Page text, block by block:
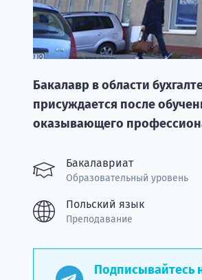
Бакалавр в области
присуждается после
оказывающего
Бакалавриат
Образовательный уровень
Польский язык
Преподавание
Подписывайтесь